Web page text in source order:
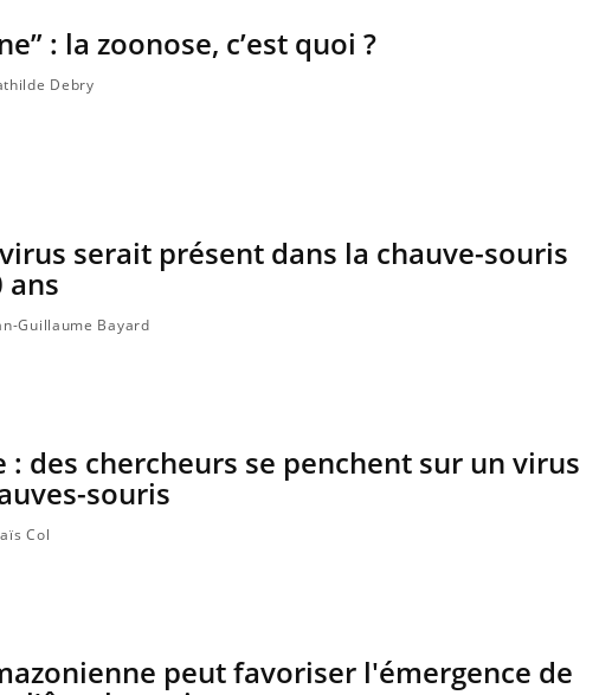
: la zoonose, c’est quoi ?
Debry
serait présent dans la chauve-souris
ans
Guillaume Bayard
: des chercheurs se penchent sur un virus
souris
Col
peut favoriser l'émergence de